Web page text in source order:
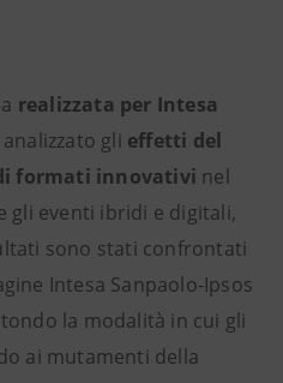
realizzata per Intesa
gli effetti del
formati innovativi nel
gli eventi ibridi e digitali,
sono stati confrontati
Intesa Sanpaolo-Ipsos
la modalità in cui gli
ai mutamenti della